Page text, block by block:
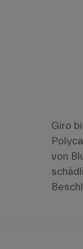
Giro
von